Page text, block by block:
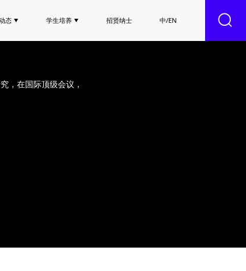
态 学生培养 招贤纳士 中/EN
，在国际顶级会议，